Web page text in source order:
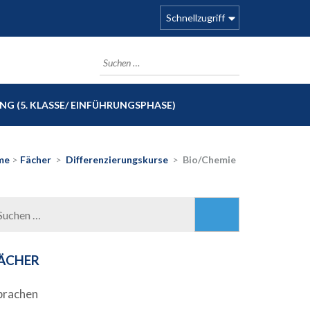
Schnellzugriff
Suchen
nach:
(5. KLASSE/ EINFÜHRUNGSPHASE)
> Fächer > Differenzierungskurse > Bio/Chemie